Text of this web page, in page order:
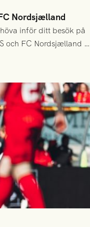
Nordsjælland
inför ditt besök på
och FC Nordsjælland i
19.00 på torsdag